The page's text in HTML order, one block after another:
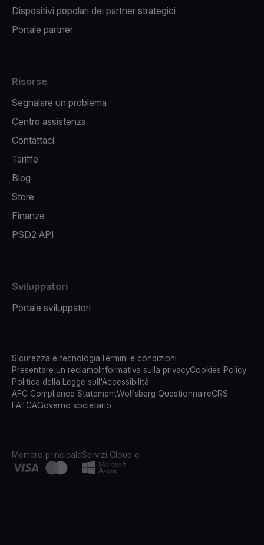
Dispositivi popolari dei partner strategici
Portale partner
Risorse
Segnalare un problema
Centro assistenza
Contattaci
Tariffe
Blog
Store
Finanze
PSD2 API
Sviluppatori
Portale sviluppatori
Sicurezza e tecnologiaTermini e condizioni
Presentare un reclamoInformativa sulla privacyCookies Policy
Politica della Legge sull'Accessibilità
AFC Compliance StatementWolfsberg QuestionnaireCRS
FATCAGoverno societario
Membro principaleServizi Cloud di